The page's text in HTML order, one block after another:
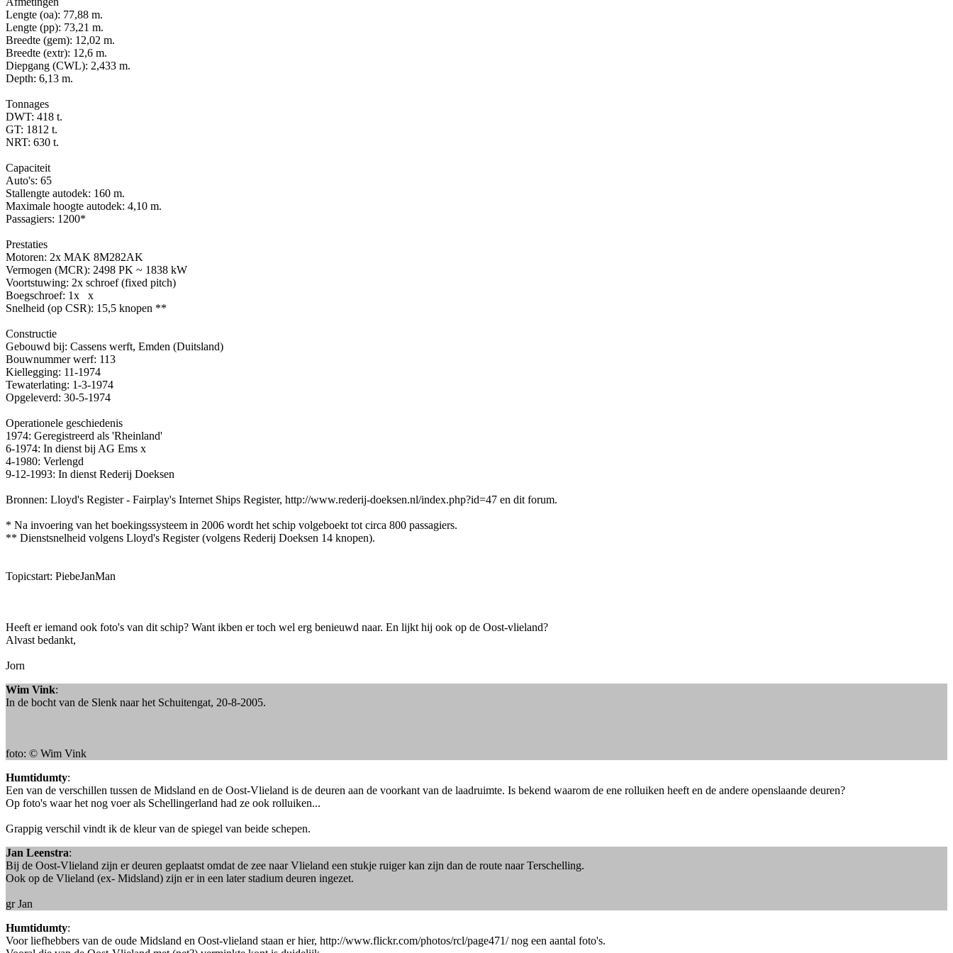
Lengte (oa): 77,88 m.
Lengte (pp): 73,21 m.
Breedte (gem): 12,02 m.
Breedte (extr): 12,6 m.
Diepgang (CWL): 2,433 m.
Depth: 6,13 m.
Tonnages
DWT: 418 t.
GT: 1812 t.
NRT: 630 t.
Capaciteit
Auto's: 65
Stallengte autodek: 160 m.
Maximale hoogte autodek: 4,10 m.
Passagiers: 1200*
Prestaties
Motoren: 2x MAK 8M282AK
Vermogen (MCR): 2498 PK ~ 1838 kW
Voortstuwing: 2x schroef (fixed pitch)
Boegschroef: 1x x
Snelheid (op CSR): 15,5 knopen **
Constructie
Gebouwd bij: Cassens werft, Emden (Duitsland)
Bouwnummer werf: 113
Kiellegging: 11-1974
Tewaterlating: 1-3-1974
Opgeleverd: 30-5-1974
Operationele geschiedenis
1974: Geregistreerd als 'Rheinland'
6-1974: In dienst bij AG Ems x
4-1980: Verlengd
9-12-1993: In dienst Rederij Doeksen
Bronnen: Lloyd's Register - Fairplay's Internet Ships Register, http://www.rederij-doeksen.nl/index.php?id=47 en dit forum.
* Na invoering van het boekingssysteem in 2006 wordt het schip volgeboekt tot circa 800 passagiers.
** Dienstsnelheid volgens Lloyd's Register (volgens Rederij Doeksen 14 knopen).
Topicstart: PiebeJanMan
Heeft er iemand ook foto's van dit schip? Want ikben er toch wel erg benieuwd naar. En lijkt hij ook op de Oost-vlieland?
Alvast bedankt,
Jorn
Wim Vink:
In de bocht van de Slenk naar het Schuitengat, 20-8-2005.
foto: © Wim Vink
Humtidumty:
Een van de verschillen tussen de Midsland en de Oost-Vlieland is de deuren aan de voorkant van de laadruimte. Is bekend waarom de ene rolluiken heeft en de andere openslaande deuren?
Op foto's waar het nog voer als Schellingerland had ze ook rolluiken...
Grappig verschil vindt ik de kleur van de spiegel van beide schepen.
Jan Leenstra:
Bij de Oost-Vlieland zijn er deuren geplaatst omdat de zee naar Vlieland een stukje ruiger kan zijn dan de route naar Terschelling.
Ook op de Vlieland (ex- Midsland) zijn er in een later stadium deuren ingezet.
gr Jan
Humtidumty:
Voor liefhebbers van de oude Midsland en Oost-vlieland staan er hier, http://www.flickr.com/photos/rcl/page471/ nog een aantal foto's.